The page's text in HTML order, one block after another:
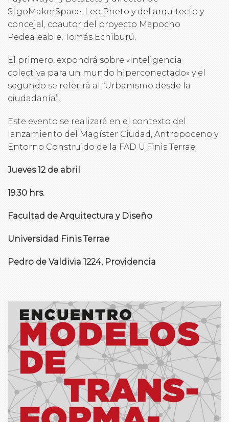
StgoMakerSpace, Leo Prieto y del arquitecto y
concejal, coautor del proyecto Mapocho
Pedealeable, Tomás Echiburú.
El primero, expondrá sobre «Inteligencia
colectiva para un mundo hiperconectado» y el
segundo se referirá al “Urbanismo desde la
ciudadanía”.
Este evento se realizará en el contexto del
lanzamiento del Magíster Ciudad, Antropoceno y
Entorno Construido de la FAD U.Finis Terrae.
Jueves 12 de abril
19.30 hrs.
Facultad de Arquitectura y Diseño
Universidad Finis Terrae
Pedro de Valdivia 1224, Providencia